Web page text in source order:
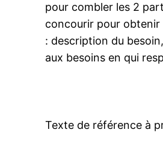
pour combler les 2
concourir pour obtenir
: description du
aux besoins en qui
Texte de référence à